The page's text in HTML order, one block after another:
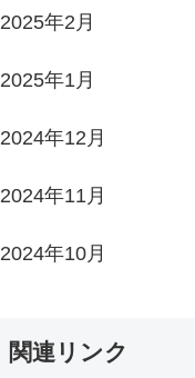
2025年2月
2025年1月
2024年12月
2024年11月
2024年10月
関連リンク